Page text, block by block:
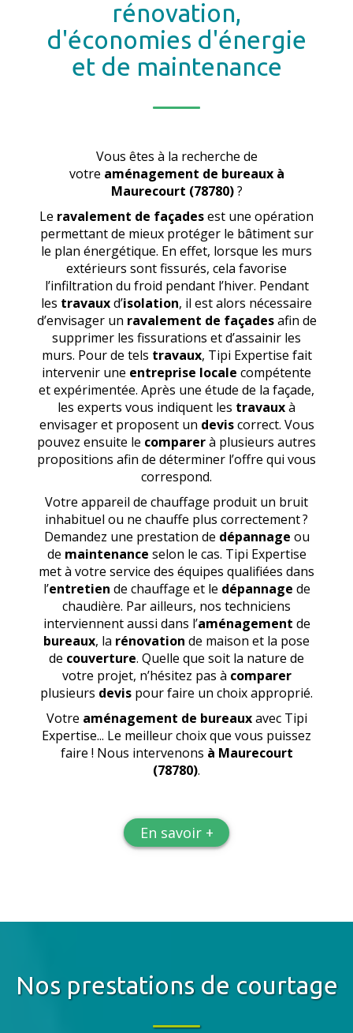
rénovation,
d'économies d'énergie
et de maintenance
Vous êtes à la recherche de
votre aménagement de bureaux à
Maurecourt (78780) ?
Le ravalement de façadesest une opération
permettant de mieux protéger le bâtiment sur
le plan énergétique. En effet, lorsque les murs
extérieurs sont fissurés, cela favorise
l’infiltration du froid pendant l’hiver. Pendant
les travauxd’isolation, il est alors nécessaire
d’envisager un ravalement de façadesafin de
supprimer les fissurations et d’assainir les
murs. Pour de tels travaux, Tipi Expertise fait
intervenir une entreprise locale compétente
et expérimentée. Après une étude de la façade,
les experts vous indiquent les travauxà
envisager et proposent un deviscorrect. Vous
pouvez ensuite le comparerà plusieurs autres
propositions afin de déterminer l’offre qui vous
correspond.
Votre appareil de chauffage produit un bruit
inhabituel ou ne chauffe plus correctement ?
Demandez une prestation de dépannage ou
de maintenance selon le cas. Tipi Expertise
met à votre service des équipes qualifiées dans
l’entretien de chauffage et le dépannage de
chaudière. Par ailleurs, nos techniciens
interviennent aussi dans l’aménagement de
bureaux, la rénovation de maison et la pose
de couverture. Quelle que soit la nature de
votre projet, n’hésitez pas à comparer
plusieurs devis pour faire un choix approprié.
Votre aménagement de bureauxavec Tipi
Expertise... Le meilleur choix que vous puissez
faire ! Nous intervenons à Maurecourt
(78780).
En savoir +
Nos prestations de courtage